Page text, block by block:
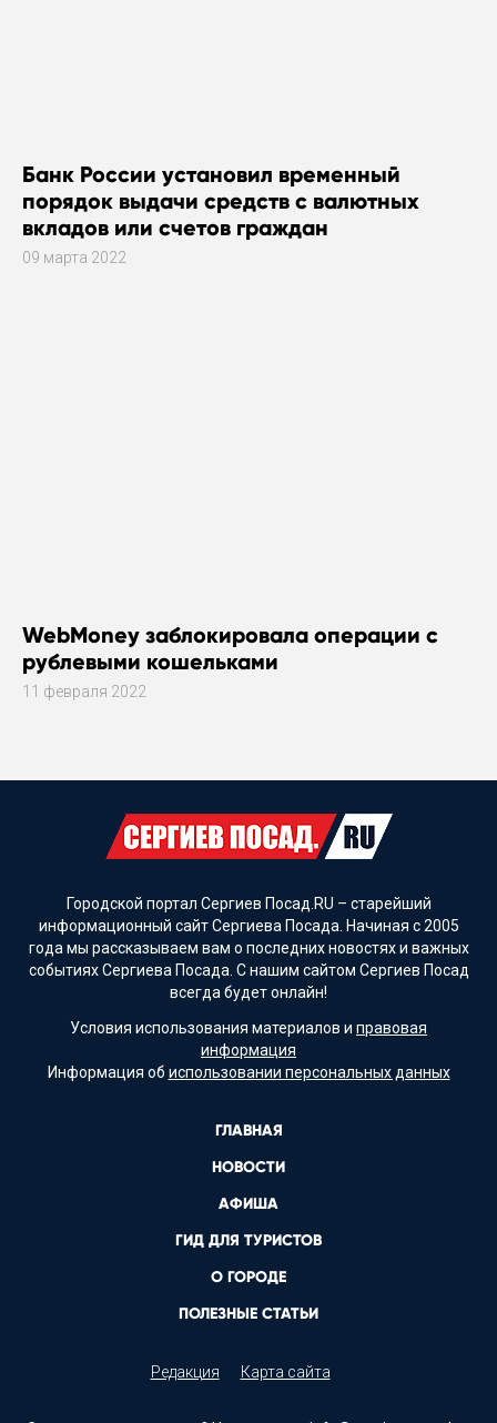
Банк России установил временный
порядок выдачи средств с валютных
вкладов или счетов граждан
09 марта 2022
WebMoney заблокировала операции с
рублевыми кошельками
11 февраля 2022
Городской портал Сергиев Посад.RU – старейший
информационный сайт Сергиева Посада. Начиная с 2005
года мы рассказываем вам о последних новостях и важных
событиях Сергиева Посада. С нашим сайтом Сергиев Посад
всегда будет онлайн!
Условия использования материалов и правовая
информация
Информация об использовании персональных данных
ГЛАВНАЯ
НОВОСТИ
АФИША
ГИД ДЛЯ ТУРИСТОВ
О ГОРОДЕ
ПОЛЕЗНЫЕ СТАТЬИ
Редакция Карта сайта